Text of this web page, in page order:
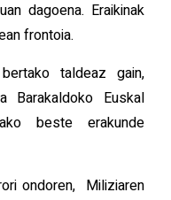
dagoena. Eraikinak
frontoia.
taldeaz gain,
Barakaldoko Euskal
beste erakunde
ondoren, Miliziaren